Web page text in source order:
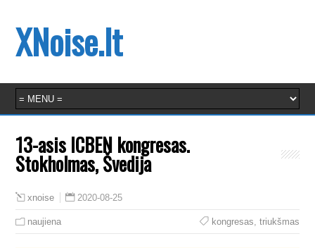
XNoise.lt
13-asis ICBEN kongresas.
Stokholmas, Švedija
xnoise 2020-08-25
naujiena kongresas, triukšmas